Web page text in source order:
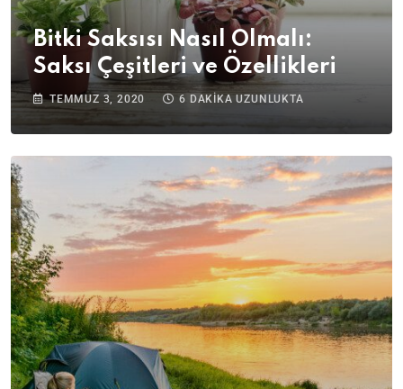
Bitki Saksısı Nasıl Olmalı:
Saksı Çeşitleri ve Özellikleri
TEMMUZ 3, 2020 6 DAKIKA UZUNLUKTA